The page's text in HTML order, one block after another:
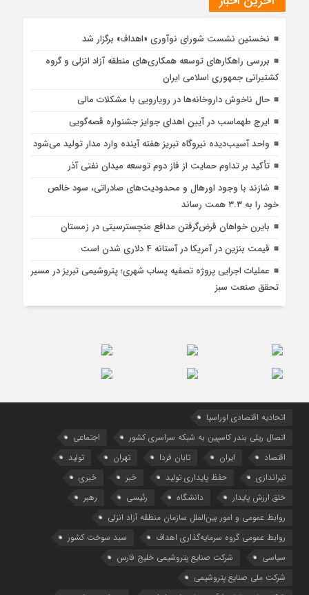
نخستین نشست شورای نوآوری «اهداف» برگزار شد
بررسی راهكارهای توسعه همكاری‌های منطقه آزاد انزلی و گروه
كشتیرانی جمهوری اسلامی ایران
حال ناخوش داروخانه‌ها در رویارویی با مشکلات مالی
ایرج طهماسب در آیین اهدای جوایز جشنواره قصه‌گویی
واحد آسیب‌دیده نیروگاه تبریز هفته آینده وارد مدار تولید می‌شود
تأکید بر تداوم حمایت از فاز دوم توسعه میدان نفتی آذر
شازند با وجود اورهال و محدودیت‌های صادراتی، سود خالص
خود را به ۳.۳ همت رساند
بایرن خواهان قرض‌گرفتن مدافع منچسترسیتی در زمستان
قیمت بنزین در آمریکا در آستانه 4 دلاری شدن است
عملیات اجرایی پروژه تصفیه پساب شهری؛ پتروشیمی تبریز در مسیر
تحقق صنعت سبز
اتحادیه اقتصادی اوراسیا
اتصال ریلی بندر کاسپین به شبکه سراسری کشور
اجتماعی
اقتصاد
ایران تابان فردا تهران
تولید
تیراندازی
حفظ پایداری تولید خبر
خبری
خلق ارزش پایدار
دانشگاه رئیسی
رهبر
روابط عمومی و امور بین‌الملل سازمان منطقه آزاد انزلی
روابط عمومی گروه سرمایه‌گذاری اهداف
سبد سوخت کشور
سیاسی
شرکت صنایع پتروشیمی خلیج فارس
شرکت ملی صنایع پتروشیمی